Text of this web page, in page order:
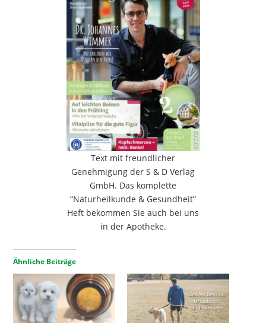
Text mit freundlicher
Genehmigung der S & D Verlag
GmbH. Das komplette
“Naturheilkunde & Gesundheit”
Heft bekommen Sie auch bei uns
in der Apotheke.
Ähnliche Beiträge